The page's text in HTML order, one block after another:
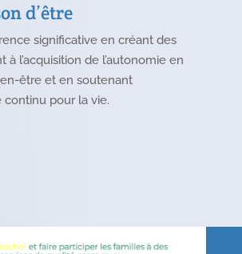
d’être
significative en créant des
à l’acquisition de l’autonomie en
être et en soutenant
continu pour la vie.